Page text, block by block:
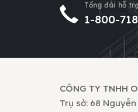
Tổng đài hỗ trợ
1-800-
CÔNG TY TNHH
Trụ sở: 68